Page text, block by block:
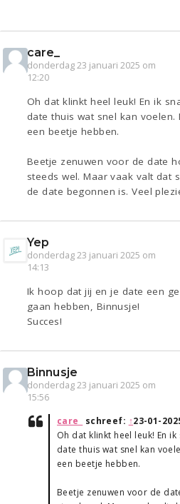
care_
donderdag 23 januari 2025 om
12:20
Oh dat klinkt heel leuk! En ik
date thuis wat snel kan
een beetje hebben.
Beetje zenuwen voor de date
steeds wel. Maar vaak valt dat
de date begonnen is. Veel
Yep
donderdag 23 januari 2025 om
14:13
Ik hoop dat jij en je date een
gaan hebben, Binnusje!
Succes!
Binnusje
donderdag 23 januari 2025 om
15:56
care_
schreef: ↑23-01-
Oh dat klinkt heel leuk! En
date thuis wat snel kan
een beetje hebben.
Beetje zenuwen voor de